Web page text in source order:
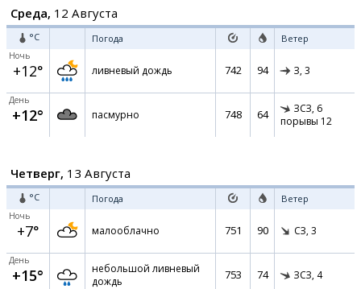
Среда, 12 Августа
°C Погода Ветер
Ночь
+12° ливневый дождь 742 94 З, 3
День
+12° пасмурно 748 64 ЗСЗ, 6
порывы 12
Четверг, 13 Августа
°C Погода Ветер
Ночь
+7° малооблачно 751 90 СЗ, 3
День
+15°
небольшой ливневый
дождь
753 74 ЗСЗ, 4